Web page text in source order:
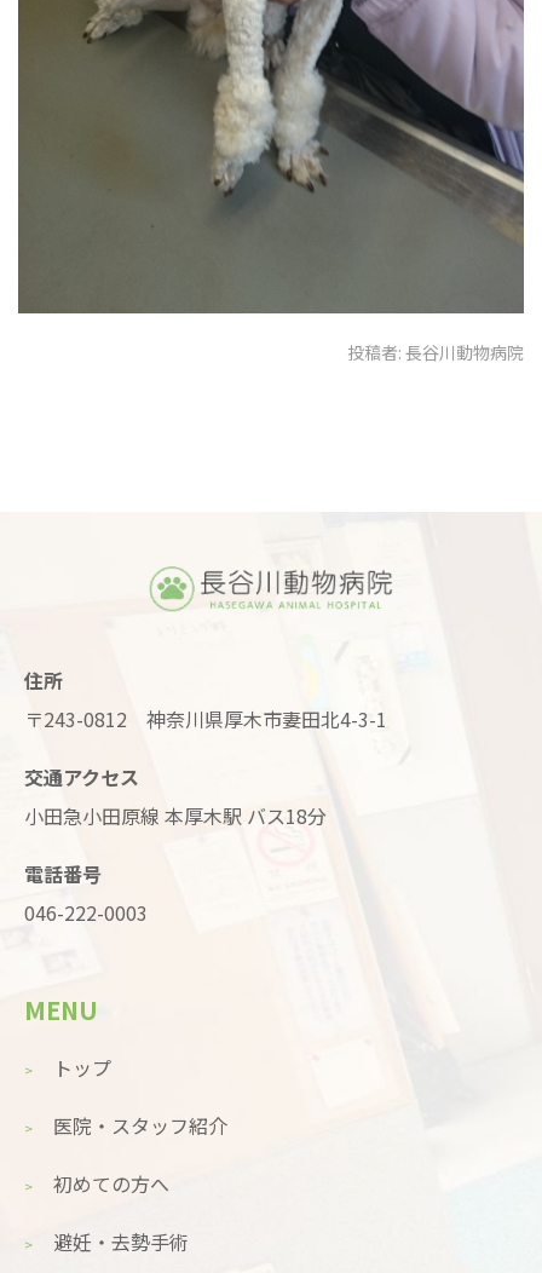
投稿者: 長谷川動物病院
住所
〒243-0812 神奈川県厚木市妻田北4-3-1
交通アクセス
小田急小田原線 本厚木駅 バス18分
電話番号
046-222-0003
MENU
トップ
医院・スタッフ紹介
初めての方へ
避妊・去勢手術